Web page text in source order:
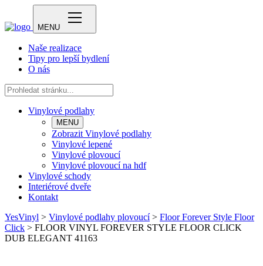
MENU
Naše realizace
Tipy pro lepší bydlení
O nás
Vinylové podlahy
MENU
Zobrazit Vinylové podlahy
Vinylové lepené
Vinylové plovoucí
Vinylové plovoucí na hdf
Vinylové schody
Interiérové dveře
Kontakt
YesVinyl > Vinylové podlahy plovoucí> Floor Forever Style Floor
Click > FLOOR VINYL FOREVER STYLE FLOOR CLICK
DUB ELEGANT 41163